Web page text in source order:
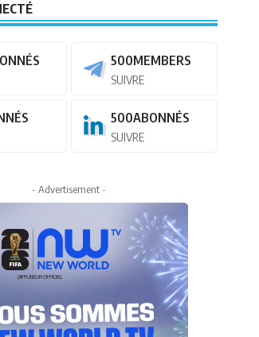
500MEMBERS
SUIVRE
500ABONNÉS
SUIVRE
- Advertisement -